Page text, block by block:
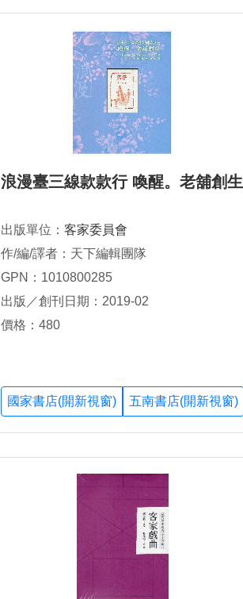
浪漫臺三線款款行 喚醒。老舖創生
出版單位： 客家委員會
作/編/譯者：天下編輯團隊
GPN：1010800285
出版／創刊日期：2019-02
價格：480
國家書店(開新視窗) 五南書店(開新視窗)